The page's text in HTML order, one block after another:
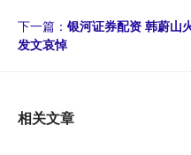
下一篇： 银河证券配资 韩蔚山
发文哀悼
相关文章